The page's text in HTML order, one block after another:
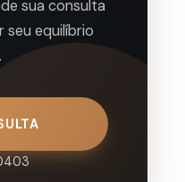
sua consulta
seu equilíbrio